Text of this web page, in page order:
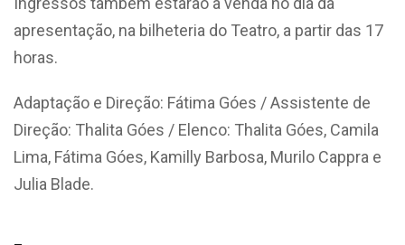
apresentação, na bilheteria do Teatro, a partir das 17
horas.
Adaptação e Direção: Fátima Góes / Assistente de
Direção: Thalita Góes / Elenco: Thalita Góes, Camila
Lima, Fátima Góes, Kamilly Barbosa, Murilo Cappra e
Julia Blade.